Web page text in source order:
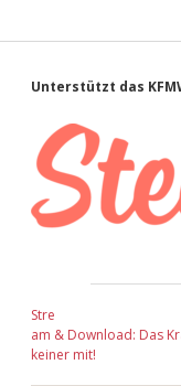
Unterstützt das
Stre
am & Download: Das
keiner mit!